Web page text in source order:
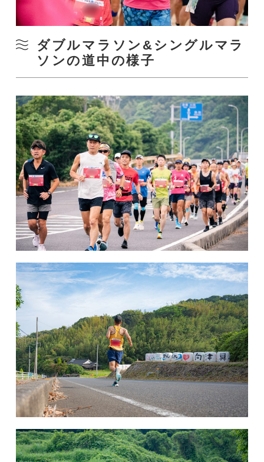
ダブルマラソン&シングルマラ
ソンの道中の様子